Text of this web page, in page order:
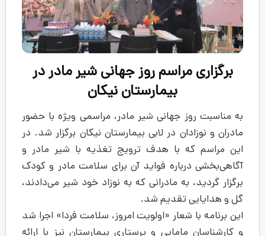
روز جهانی شیر مادر در
بیمارستان نیکان
جهانی شیر مادر، مراسمی ویژه با حضور
در لابی بیمارستان نیکان برگزار شد. در
با هدف ترویج تغذیه با شیر مادر و
فواید آن برای سلامت مادر و کودک
مادرانی که به نوزاد خود شیر می‌دادند،
شد.
«اولویت امروز، سلامت فردا» اجرا شد